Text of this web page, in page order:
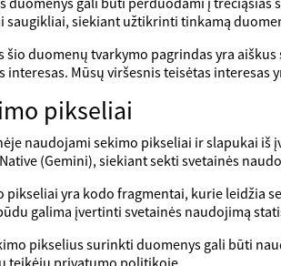
saugikliai, siekiant užtikrinti tinkamą
šio duomenų tvarkymo pagrindas yra
interesas. Mūsų viršesnis teisėtas interesas
pikseliai
naudojami sekimo pikseliai ir slapukai iš
(Gemini), siekiant sekti svetainės
pikseliai yra kodo fragmentai, kurie leidžia
galima įvertinti svetainės naudojimą
pikselius surinkti duomenys gali būti
teikėjų privatumo politikoje.